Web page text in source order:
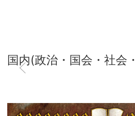
国内(政治・国会・社会